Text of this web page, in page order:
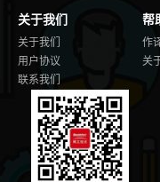
关于我们
关于我们
用户协议
联系我们
帮
作
关